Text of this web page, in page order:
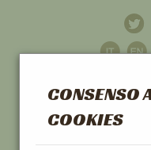
CONSENSO
COOKIES